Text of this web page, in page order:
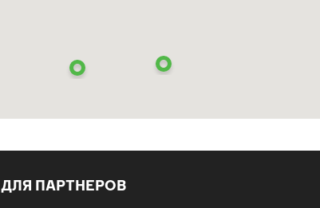
ДЛЯ ПАРТНЕРОВ